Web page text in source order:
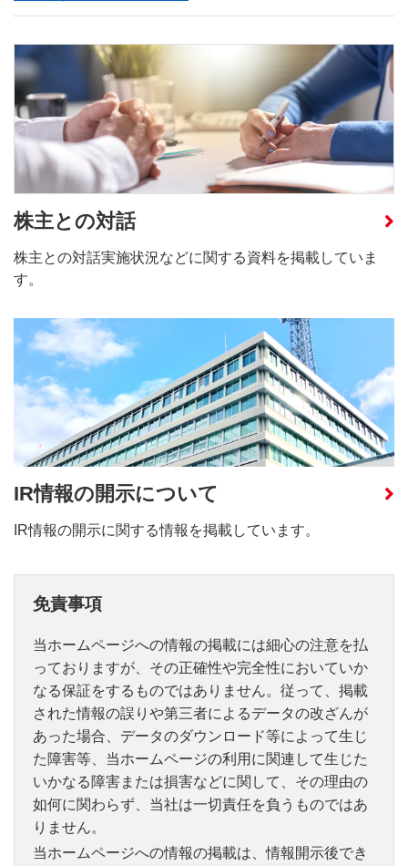
株主との対話
株主との対話実施状況などに関する資料を掲載していま
す。
IR情報の開示について
IR情報の開示に関する情報を掲載しています。
免責事項
当ホームページへの情報の掲載には細心の注意を払
っておりますが、その正確性や完全性においていか
なる保証をするものではありません。従って、掲載
された情報の誤りや第三者によるデータの改ざんが
あった場合、データのダウンロード等によって生じ
た障害等、当ホームページの利用に関連して生じた
いかなる障害または損害などに関して、その理由の
如何に関わらず、当社は一切責任を負うものではあ
りません。
当ホームページへの情報の掲載は、情報開示後でき